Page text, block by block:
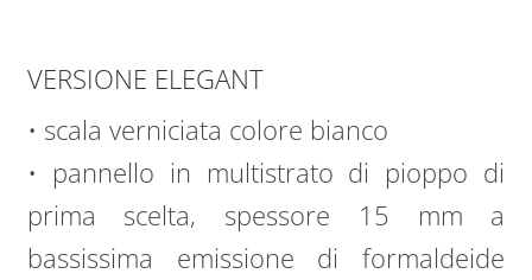
VERSIONE ELEGANT
• scala verniciata colore bianco
• pannello in multistrato di pioppo di
prima scelta, spessore 15 mm a
bassissima emissione di formaldeide